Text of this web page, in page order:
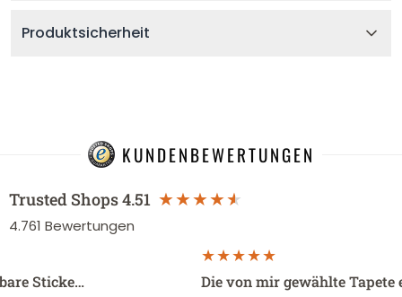
Produktsicherheit
KUNDENBEWERTUNGEN
Trusted Shops4.51
4.761 Bewertungen
Sticke… Die von mir gewählte